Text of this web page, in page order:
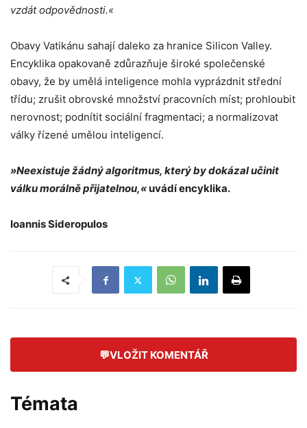
vzdát odpovědnosti.«
Obavy Vatikánu sahají daleko za hranice Silicon Valley.
Encyklika opakovaně zdůrazňuje široké společenské
obavy, že by umělá inteligence mohla ⁠vyprázdnit střední
třídu; ⁠zrušit obrovské množství pracovních míst; ⁠prohloubit
nerovnost; podnítit sociální fragmentaci; a normalizovat
války řízené umělou inteligencí.
»Neexistuje žádný algoritmus, který by dokázal učinit
válku morálně přijatelnou,«uvádí encyklika.
Ioannis Sideropulos
💬VLOŽIT KOMENTÁŘ
Témata